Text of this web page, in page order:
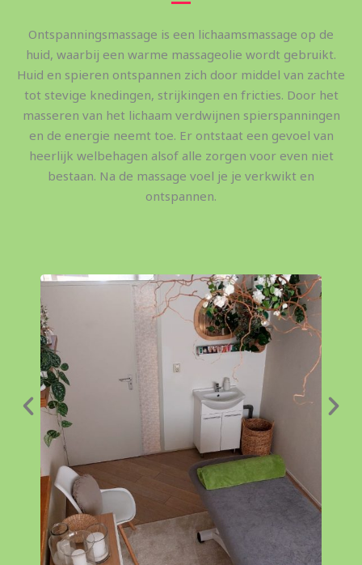
Ontspanningsmassage is een lichaamsmassage op de
huid, waarbij een warme massageolie wordt gebruikt.
Huid en spieren ontspannen zich door middel van zachte
tot stevige knedingen, strijkingen en fricties. Door het
masseren van het lichaam verdwijnen spierspanningen
en de energie neemt toe. Er ontstaat een gevoel van
heerlijk welbehagen alsof alle zorgen voor even niet
bestaan. Na de massage voel je je verkwikt en
ontspannen.